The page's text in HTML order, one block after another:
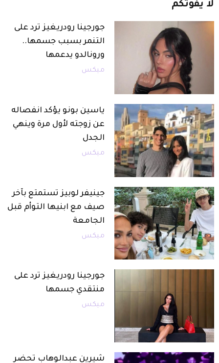
لا يفوتكم
جورجينا رودريغيز ترد على
التنمر بسبب جسمها..
ورونالدو يدعمها
ميكس
ياسين بونو يؤكد انفصاله
عن زوجته لأول مرة وينهي
الجدل
ميكس
جينيفر لوبيز تستمتع بآخر
صيف مع ابنيها التوأم قبل
الجامعة
ميكس
جورجينا رودريغيز ترد على
منتقدي جسمها
ميكس
شيرين عبدالوهاب تحضر